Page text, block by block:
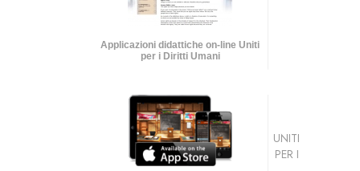
Applicazioni didattiche on-line Uniti
per i Diritti Umani
UNITI
PER I